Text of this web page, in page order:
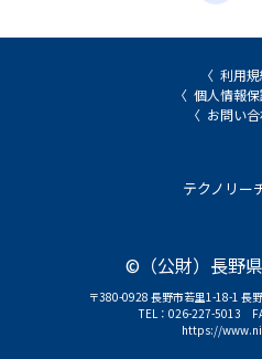
利用
個人情報
お問い
テクノリー
©（公財）長野
〒380-0928 長野市若里1-18-1 長
TEL： 026-227-5013
https://